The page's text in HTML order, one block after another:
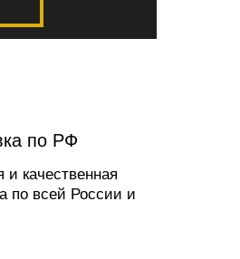
по РФ
и качественная
по всей России и